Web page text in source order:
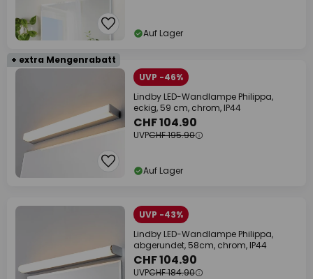
Auf Lager
+ extra Mengenrabatt
UVP -46%
Lindby LED-Wandlampe Philippa,
eckig, 59 cm, chrom, IP44
CHF 104.90
UVPCHF 195.90
Auf Lager
UVP -43%
Lindby LED-Wandlampe Philippa,
abgerundet, 58cm, chrom, IP44
CHF 104.90
UVPCHF 184.90